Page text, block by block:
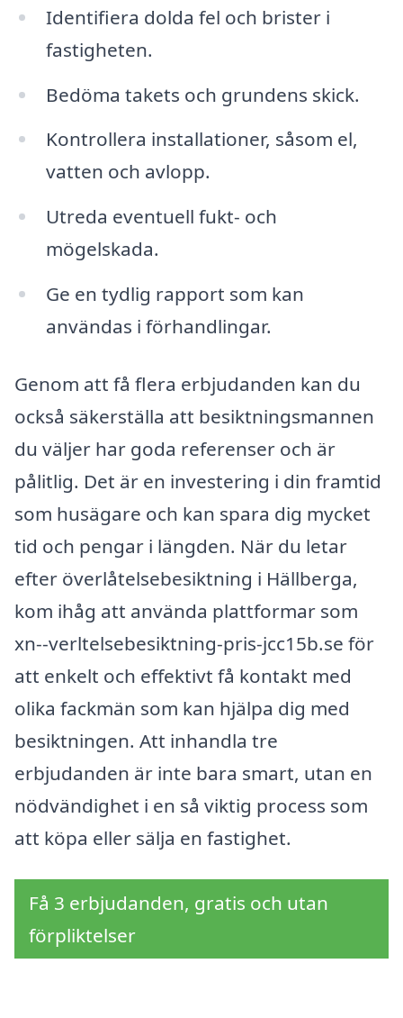
Identifiera dolda fel och brister i
fastigheten.
Bedöma takets och grundens skick.
Kontrollera installationer, såsom el,
vatten och avlopp.
Utreda eventuell fukt- och
mögelskada.
Ge en tydlig rapport som kan
användas i förhandlingar.
Genom att få flera erbjudanden kan du
också säkerställa att besiktningsmannen
du väljer har goda referenser och är
pålitlig. Det är en investering i din framtid
som husägare och kan spara dig mycket
tid och pengar i längden. När du letar
efter överlåtelsebesiktning i Hällberga,
kom ihåg att använda plattformar som
xn--verltelsebesiktning-pris-jcc15b.se för
att enkelt och effektivt få kontakt med
olika fackmän som kan hjälpa dig med
besiktningen. Att inhandla tre
erbjudanden är inte bara smart, utan en
nödvändighet i en så viktig process som
att köpa eller sälja en fastighet.
Få 3 erbjudanden, gratis och utan
förpliktelser